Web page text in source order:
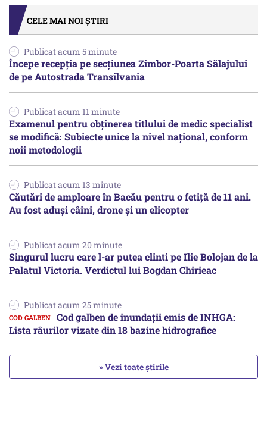
CELE MAI NOI ȘTIRI
Publicat acum 5 minute
Începe recepţia pe secţiunea Zimbor-Poarta Sălajului
de pe Autostrada Transilvania
Publicat acum 11 minute
Examenul pentru obținerea titlului de medic specialist
se modifică: Subiecte unice la nivel național, conform
noii metodologii
Publicat acum 13 minute
Căutări de amploare în Bacău pentru o fetiță de 11 ani.
Au fost aduși câini, drone și un elicopter
Publicat acum 20 minute
Singurul lucru care l-ar putea clinti pe Ilie Bolojan de la
Palatul Victoria. Verdictul lui Bogdan Chirieac
Publicat acum 25 minute
Cod galben de inundații emis de INHGA:
Lista râurilor vizate din 18 bazine hidrografice
» Vezi toate știrile